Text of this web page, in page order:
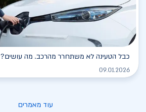
כבל הטעינה לא משתחרר מהרכב. מה עושים?
09.01.2026
עוד מאמרים